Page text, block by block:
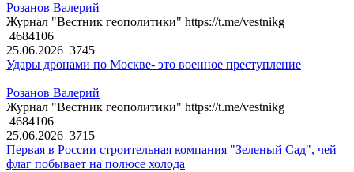
Розанов Валерий
Журнал "Вестник геополитики" https://t.me/vestnikg
4684106
25.06.2026 3745
Удары дронами по Москве- это военное преступление
Розанов Валерий
Журнал "Вестник геополитики" https://t.me/vestnikg
4684106
25.06.2026 3715
Первая в России строительная компания "Зеленый Сад", чей
флаг побывает на полюсе холода